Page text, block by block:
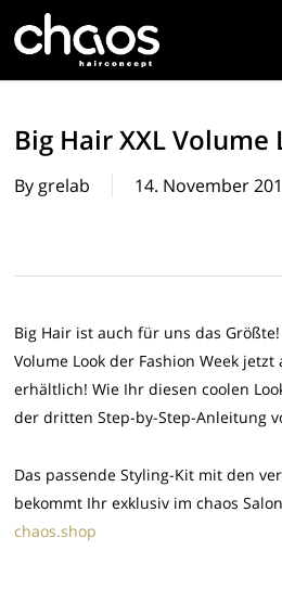
Big Hair XXL Volume
By grelab 14. November
Big Hair ist auch für uns das
Volume Look der Fashion Week jetzt
erhältlich! Wie Ihr diesen coolen
der dritten Step-by-Step-Anleitung
Das passende Styling-Kit mit den
bekommt Ihr exklusiv im chaos
chaos.shop